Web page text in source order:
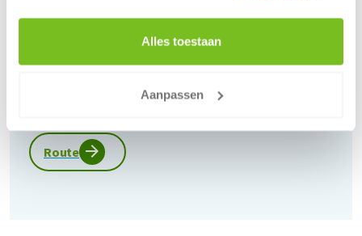
Alles toestaan
Aanpassen
07:00 - 17:00
Gesloten
Route